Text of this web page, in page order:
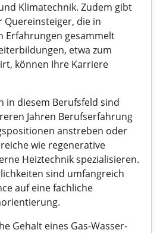
Klimatechnik. Zudem gibt
Quereinsteiger, die in
Erfahrungen gesammelt
etwa zum
können Ihre Karriere
in diesem Berufsfeld sind
Jahren Berufserfahrung
anstreben oder
wie regenerative
Heiztechnik spezialisieren.
sind umfangreich
auf eine fachliche
Gehalt eines Gas-Wasser-